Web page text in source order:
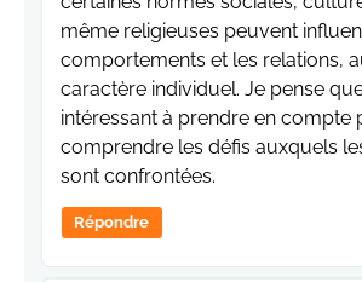
même religieuses peuvent
comportements et les relations,
caractère individuel. Je pense que
intéressant à prendre en compte
comprendre les défis auxquels
sont confrontées.
Répondre